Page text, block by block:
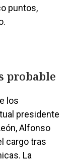
puntos,
probable
los
presidente
Alfonso
cargo tras
La